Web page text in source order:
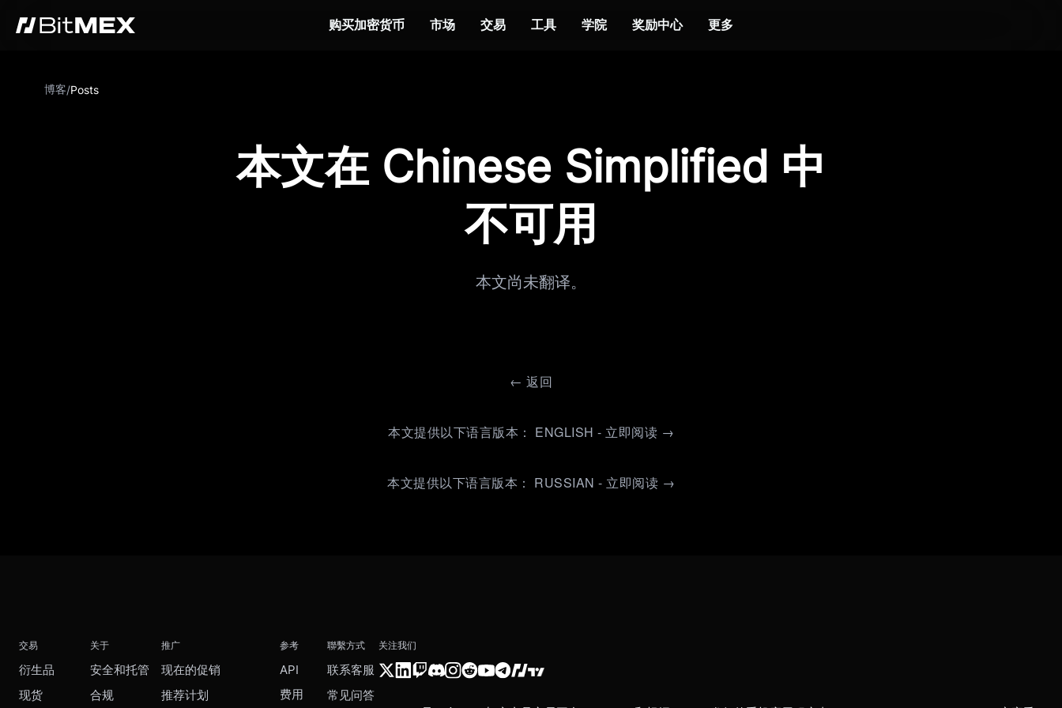
购买加密货币 市场 交易 工具 学院 奖励中心 更多
博客/Posts
本文在 Chinese Simplified 中
不可用
本文尚未翻译。
← 返回
本文提供以下语言版本： ENGLISH - 立即阅读 →
本文提供以下语言版本： RUSSIAN - 立即阅读 →
交易
衍生品
现货
关于
安全和托管
合规
推广
现在的促销
推荐计划
参考
API
费用
聯繫方式
联系客服
常见问答
关注我们